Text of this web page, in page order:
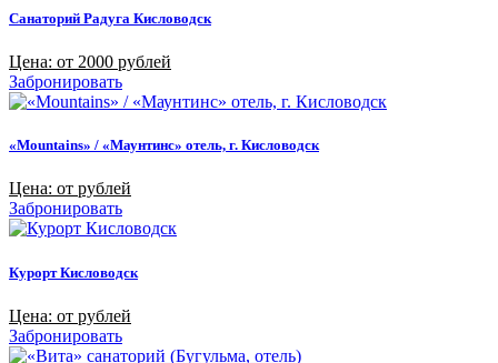
Санаторий Радуга Кисловодск
Цена: от 2000 рублей
Забронировать
«Mountains» / «Маунтинс» отель, г. Кисловодск
Цена: от рублей
Забронировать
Курорт Кисловодск
Цена: от рублей
Забронировать